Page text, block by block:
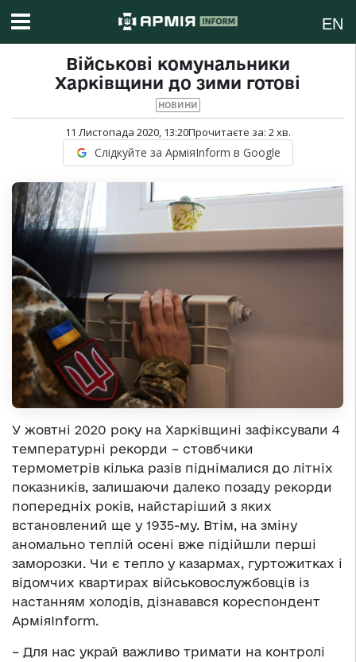
EN
Військові комунальники
Харківщини до зими готові
НОВИНИ
11 Листопада 2020, 13:20Прочитаєте за: 2хв.
Слідкуйте за АрміяInform в Google
У жовтні 2020 року на Харківщині зафіксували 4
температурні рекорди – стовбчики
термометрів кілька разів піднімалися до літніх
показників, залишаючи далеко позаду рекорди
попередніх років, найстаріший з яких
встановлений ще у 1935-му. Втім, на зміну
аномально теплій осені вже підійшли перші
заморозки. Чи є тепло у казармах, гуртожитках і
відомчих квартирах військовослужбовців із
настанням холодів, дізнавався кореспондент
АрміяInform.
– Для нас украй важливо тримати на контролі